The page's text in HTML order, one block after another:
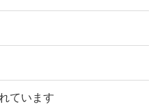
ています